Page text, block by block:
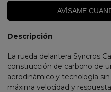
AVÍSAME
Descripción
La rueda delantera Syncros
construcción de carbono de
aerodinámico y tecnología
máxima velocidad y